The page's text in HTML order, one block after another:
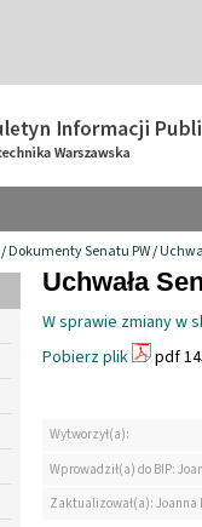
/Dokumenty Senatu PW/
Uchwała
W sprawie zmiany w
Pobierz plik
pdf
Wytworzył(a):
Wprowadził(a) do BIP:
Zaktualizował(a):